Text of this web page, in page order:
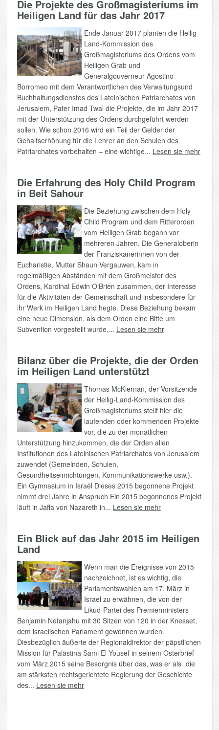
Die Projekte des Großmagisteriums im
Heiligen Land für das Jahr 2017
Ende Januar 2017 planten die Heilig-
Land-Kommission des
Großmagisteriums des Ordens vom
Heiligen Grab und
Generalgouverneur Agostino
Borromeo mit dem Verantwortlichen des Verwaltungsund
Buchhaltungsdienstes des Lateinischen Patriarchates von
Jerusalem, Pater Imad Twal die Projekte, die im Jahr 2017
mit der Unterstützung des Ordens durchgeführt werden
sollen. Wie schon 2016 wird ein Teil der Gelder der
Gehaltserhöhung für die Lehrer an den Schulen des
Patriarchates vorbehalten – eine wichtige... Lesen sie mehr
Die Erfahrung des Holy Child Program
in Beit Sahour
Die Beziehung zwischen dem Holy
Child Program und dem Ritterorden
vom Heiligen Grab begann vor
mehreren Jahren. Die Generaloberin
der Franziskanerinnen von der
Eucharistie, Mutter Shaun Vergauwen, kam in
regelmäßigen Abständen mit dem Großmeister des
Ordens, Kardinal Edwin O‘Brien zusammen, der Interesse
für die Aktivitäten der Gemeinschaft und insbesondere für
ihr Werk im Heiligen Land hegte. Diese Beziehung bekam
eine neue Dimension, als dem Orden eine Bitte um
Subvention vorgestellt wurde,... Lesen sie mehr
Bilanz über die Projekte, die der Orden
im Heiligen Land unterstützt
Thomas McKiernan, der Vorsitzende
der Heilig-Land-Kommission des
Großmagisteriums stellt hier die
laufenden oder kommenden Projekte
vor, die zu der monatlichen
Unterstützung hinzukommen, die der Orden allen
Institutionen des Lateinischen Patriarchates von Jerusalem
zuwendet (Gemeinden, Schulen,
Gesundheitseinrichtungen, Kommunikationswerke usw.).
Ein Gymnasium in Israël Dieses 2015 begonnene Projekt
nimmt drei Jahre in Anspruch Ein 2015 begonnenes Projekt
läuft in Jaffa von Nazareth in... Lesen sie mehr
Ein Blick auf das Jahr 2015 im Heiligen
Land
Wenn man die Ereignisse von 2015
nachzeichnet, ist es wichtig, die
Parlamentswahlen am 17. März in
Israel zu erwähnen, die von der
Likud-Partei des Premierministers
Benjamin Netanjahu mit 30 Sitzen von 120 in der Knesset,
dem israelischen Parlament gewonnen wurden.
Diesbezüglich äußerte der Regionaldirektor der päpstlichen
Mission für Palästina Sami El-Yousef in seinem Osterbrief
vom März 2015 seine Besorgnis über das, was er als „die
am stärksten rechtsgerichtete Regierung der Geschichte
des... Lesen sie mehr